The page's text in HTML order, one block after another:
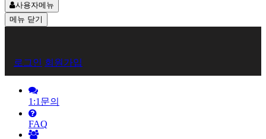
사용자메뉴
메뉴 닫기
원
로
그
인
로그인 회원가입
1:1문의
FAQ